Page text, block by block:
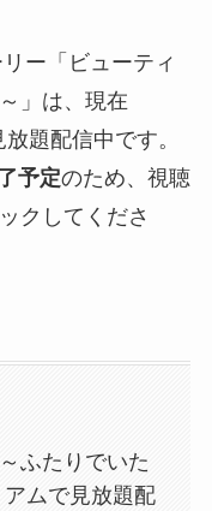
ー「ビューティ
」は、現在
題配信中です。
予定のため、視聴
クしてくださ
ふたりでいた
ムで見放題配